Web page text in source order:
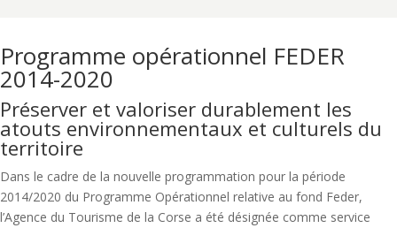
Programme opérationnel FEDER
2014-2020
Préserver et valoriser durablement les
atouts environnementaux et culturels du
territoire
Dans le cadre de la nouvelle programmation pour la période
2014/2020 du Programme Opérationnel relative au fond Feder,
l’Agence du Tourisme de la Corse a été désignée comme service